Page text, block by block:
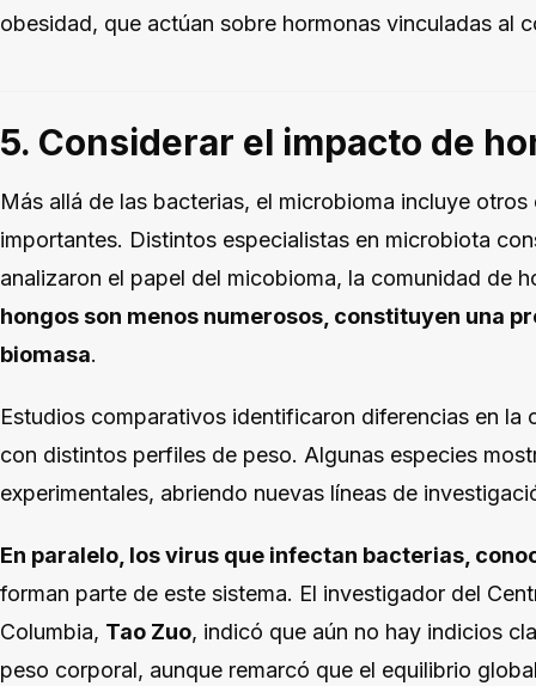
obesidad, que actúan sobre hormonas vinculadas al
5. Considerar el impacto de
Más allá de las bacterias, el microbioma incluye
importantes. Distintos especialistas en microbiota
analizaron el papel del micobioma, la comunidad de
hongos son menos numerosos, constituyen una
biomasa.
Estudios comparativos identificaron diferencias en
con distintos perfiles de peso. Algunas especies
experimentales, abriendo nuevas líneas de
En paralelo, los virus que infectan bacterias,
forman parte de este sistema. El investigador del
Columbia, Tao Zuo, indicó que aún no hay indicios
peso corporal, aunque remarcó que el equilibrio